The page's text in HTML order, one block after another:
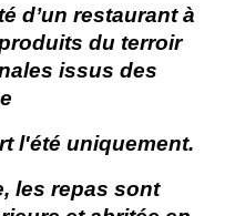
d’un restaurant à
du terroir
issus des
l'été uniquement.
les repas sont